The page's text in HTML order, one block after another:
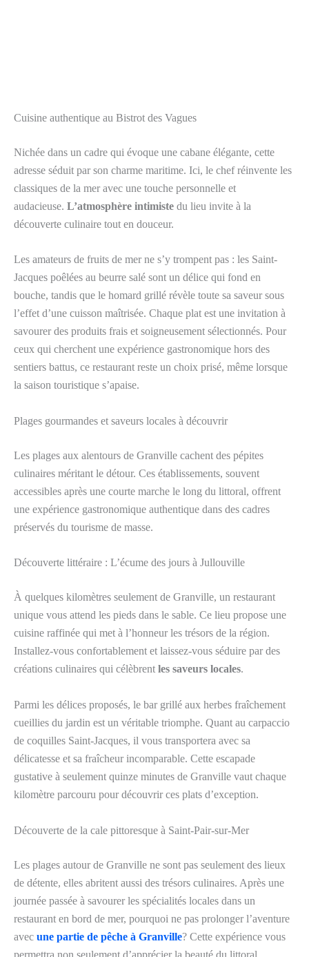
Cuisine authentique au Bistrot des Vagues
Nichée dans un cadre qui évoque une cabane élégante, cette
adresse séduit par son charme maritime. Ici, le chef réinvente les
classiques de la mer avec une touche personnelle et
audacieuse. L’atmosphère intimiste du lieu invite à la
découverte culinaire tout en douceur.
Les amateurs de fruits de mer ne s’y trompent pas : les Saint-
Jacques poêlées au beurre salé sont un délice qui fond en
bouche, tandis que le homard grillé révèle toute sa saveur sous
l’effet d’une cuisson maîtrisée. Chaque plat est une invitation à
savourer des produits frais et soigneusement sélectionnés. Pour
ceux qui cherchent une expérience gastronomique hors des
sentiers battus, ce restaurant reste un choix prisé, même lorsque
la saison touristique s’apaise.
Plages gourmandes et saveurs locales à découvrir
Les plages aux alentours de Granville cachent des pépites
culinaires méritant le détour. Ces établissements, souvent
accessibles après une courte marche le long du littoral, offrent
une expérience gastronomique authentique dans des cadres
préservés du tourisme de masse.
Découverte littéraire : L’écume des jours à Jullouville
À quelques kilomètres seulement de Granville, un restaurant
unique vous attend les pieds dans le sable. Ce lieu propose une
cuisine raffinée qui met à l’honneur les trésors de la région.
Installez-vous confortablement et laissez-vous séduire par des
créations culinaires qui célèbrentles saveurs locales.
Parmi les délices proposés, le bar grillé aux herbes fraîchement
cueillies du jardin est un véritable triomphe. Quant au carpaccio
de coquilles Saint-Jacques, il vous transportera avec sa
délicatesse et sa fraîcheur incomparable. Cette escapade
gustative à seulement quinze minutes de Granville vaut chaque
kilomètre parcouru pour découvrir ces plats d’exception.
Découverte de la cale pittoresque à Saint-Pair-sur-Mer
Les plages autour de Granville ne sont pas seulement des lieux
de détente, elles abritent aussi des trésors culinaires. Après une
journée passée à savourer les spécialités locales dans un
restaurant en bord de mer, pourquoi ne pas prolonger l’aventure
avec une partie de pêche à Granville? Cette expérience vous
permettra non seulement d’apprécier la beauté du littoral